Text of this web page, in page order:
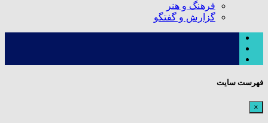
فرهنگ و هنر
گزارش و گفتگو
فهرست سایت
×